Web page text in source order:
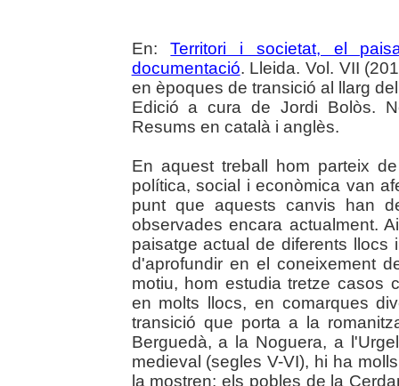
En:Territori i societat, el
documentació. Lleida. Vol. VII
en èpoques de transició al llarg
Edició a cura de Jordi Bolòs.
Resums en català i anglès.
En aquest treball hom parteix
política, social i econòmica van
punt que aquests canvis han
observades encara actualment.
paisatge actual de diferents
d'aprofundir en el coneixement
motiu, hom estudia tretze casos
en molts llocs, en comarques
transició que porta a la
Berguedà, a la Noguera, a
medieval (segles V-VI), hi ha
la mostren: els pobles de la